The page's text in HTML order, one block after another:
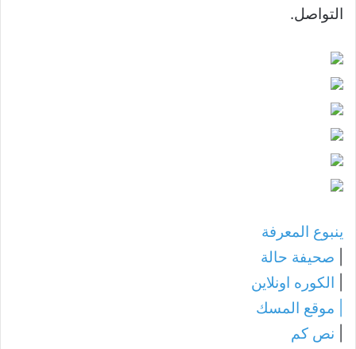
التواصل.
ينبوع المعرفة
صحيفة حالة
الكوره اونلاين
موقع المسك
نص كم